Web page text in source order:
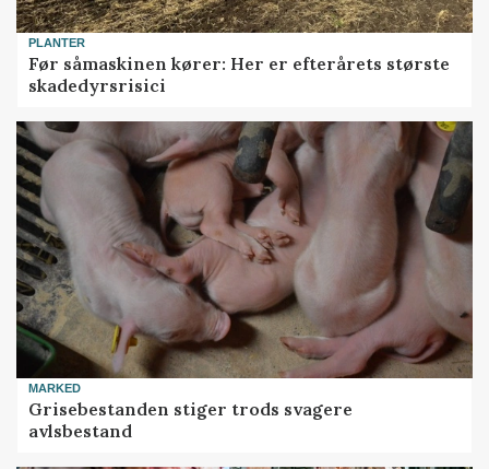
PLANTER
Før såmaskinen kører: Her er efterårets største
skadedyrsrisici
MARKED
Grisebestanden stiger trods svagere
avlsbestand